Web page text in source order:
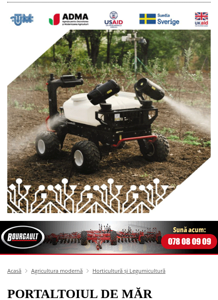
Acasă Agricultura modernă Horticultură și Legumicultură
PORTALTOIUL DE MĂR